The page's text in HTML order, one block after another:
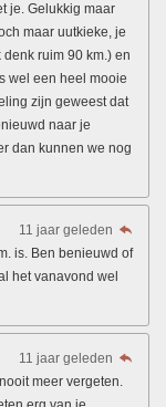
je. Gelukkig maar
maar uutkieke, je
ruim 90 km.) en
wel een heel mooie
zijn geweest dat
naar je
dan kunnen we nog
11 jaar geleden
is. Ben benieuwd of
het vanavond wel
11 jaar geleden
meer vergeten.